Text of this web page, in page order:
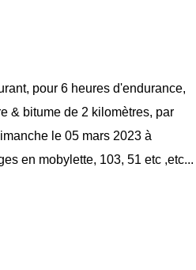
pour 6 heures d'endurance,
& bitume de 2 kilomètres, par
le 05 mars 2023 à
en mobylette, 103, 51 etc ,etc...